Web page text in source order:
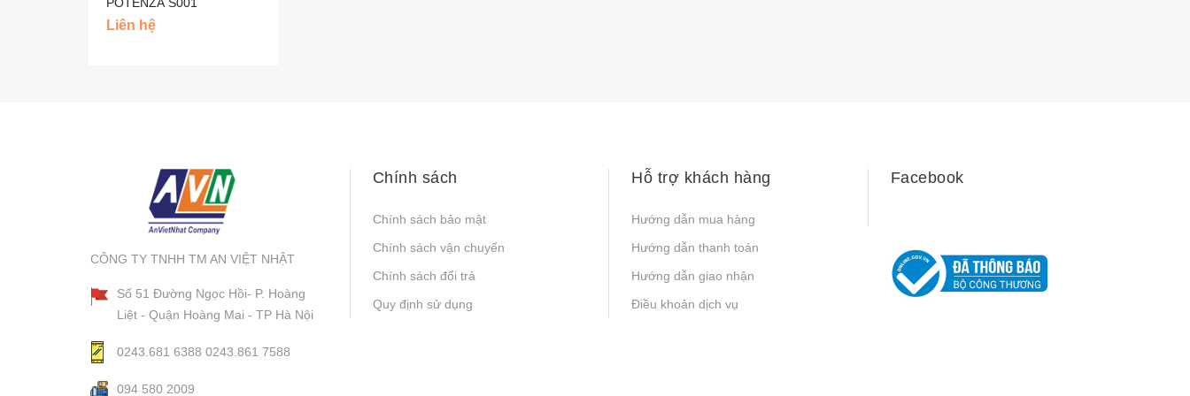
BRIDGESTONE- NHẬT
Liên hệ
CÔNG TY TNHH TM AN VIỆT NHẬT
Số 51 Đường Ngọc Hồi- P. Hoàng
Liệt - Quận Hoàng Mai - TP Hà Nội
0243.681 6388 0243.861 7588
094 580 2009
Chính sách
Chính sách bảo mật
Chính sách vận chuyển
Chính sách đổi trả
Quy định sử dụng
Hỗ trợ khách hàng
Hướng dẫn mua hàng
Hướng dẫn thanh toán
Hướng dẫn giao nhận
Điều khoản dịch vụ
Facebook